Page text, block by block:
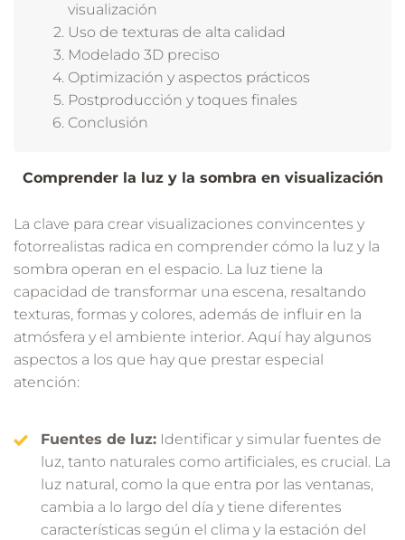
visualización
Uso de texturas de alta calidad
Modelado 3D preciso
Optimización y aspectos prácticos
Postproducción y toques finales
Conclusión
Comprender la luz y la sombra en visualización
La clave para crear visualizaciones convincentes y
fotorrealistas radica en comprender cómo la luz y la
sombra operan en el espacio. La luz tiene la
capacidad de transformar una escena, resaltando
texturas, formas y colores, además de influir en la
atmósfera y el ambiente interior. Aquí hay algunos
aspectos a los que hay que prestar especial
atención:
Fuentes de luz: Identificar y simular fuentes de
luz, tanto naturales como artificiales, es crucial. La
luz natural, como la que entra por las ventanas,
cambia a lo largo del día y tiene diferentes
características según el clima y la estación del